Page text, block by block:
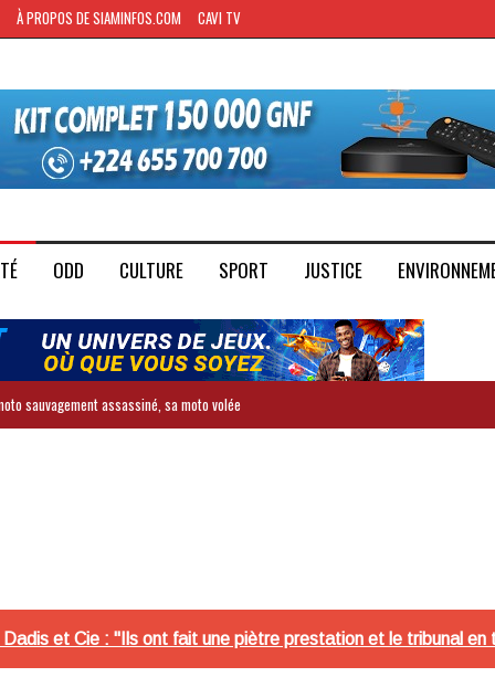
À PROPOS DE SIAMINFOS.COM CAVI TV
ODD CULTURE SPORT JUSTICE
sauvagement assassiné, sa moto volée
et Cie : "Ils ont fait une piètre prestation et le tribunal en